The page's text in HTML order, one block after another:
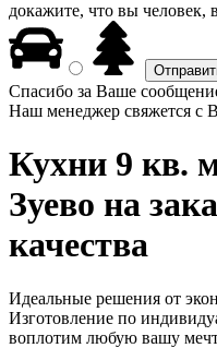
докажите, что вы человек,
Спасибо за Ваше
Наш менеджер свяжется с
Кухни 9 кв.
Зуево на
качества
Идеальные решения от
Изготовление по
воплотим любую вашу